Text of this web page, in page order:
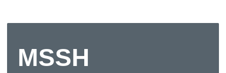
MSSH